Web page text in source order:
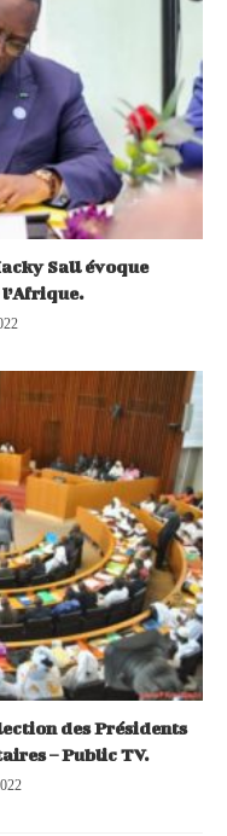
Sall évoque
des Présidents
– Public TV.